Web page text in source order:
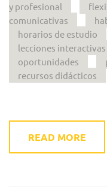
y profesional
comunicativas
horarios de estudio
lecciones interactivas
oportunidades
recursos didácticos
READ MORE